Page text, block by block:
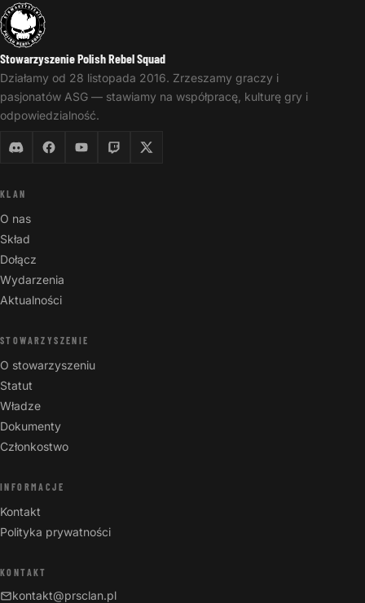
Stowarzyszenie Polish Rebel Squad
Działamy od 28 listopada 2016. Zrzeszamy graczy i
pasjonatów ASG — stawiamy na współpracę, kulturę gry i
odpowiedzialność.
KLAN
O nas
Skład
Dołącz
Wydarzenia
Aktualności
STOWARZYSZENIE
O stowarzyszeniu
Statut
Władze
Dokumenty
Członkostwo
INFORMACJE
Kontakt
Polityka prywatności
KONTAKT
kontakt@prsclan.pl